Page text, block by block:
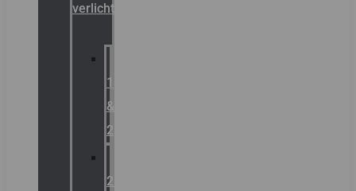
verlichting
1
&
2
21